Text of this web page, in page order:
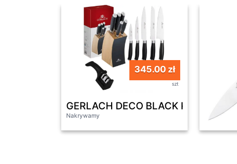
345.00 zł
szt
​GERLACH DECO BLACK Komplet 5
Nakrywamy